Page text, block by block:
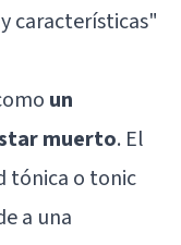
características"
un
muerto. El
tónica o tonic
a una